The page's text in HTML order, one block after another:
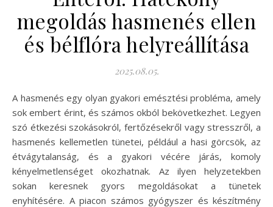
megoldás hasmenés ellen
és bélflóra helyreállítása
2025.08.05.
A hasmenés egy olyan gyakori emésztési probléma, amely
sok embert érint, és számos okból bekövetkezhet. Legyen
szó étkezési szokásokról, fertőzésekről vagy stresszről, a
hasmenés kellemetlen tünetei, például a hasi görcsök, az
étvágytalanság, és a gyakori vécére járás, komoly
kényelmetlenséget okozhatnak. Az ilyen helyzetekben
sokan keresnek gyors megoldásokat a tünetek
enyhítésére. A piacon számos gyógyszer és készítmény